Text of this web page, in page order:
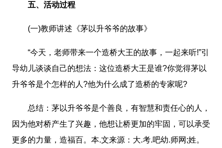
五、活动过程
(一)教师讲述《茅以升爷爷的故事》
“今天，老师带来一个造桥大王的故事，一起来听!”引
导幼儿谈谈自己的想法：这位造桥大王是谁?你觉得茅以
升爷爷是个怎样的人?他为什么成了造桥的专家呢?
总结：茅以升爷爷是个善良，有智慧和责任心的人，
因为他对桥产生了兴趣，他想让桥更加的牢固，可以承受
更多的力量，造福百。本.文来源：大.考.吧幼.师网;姓。